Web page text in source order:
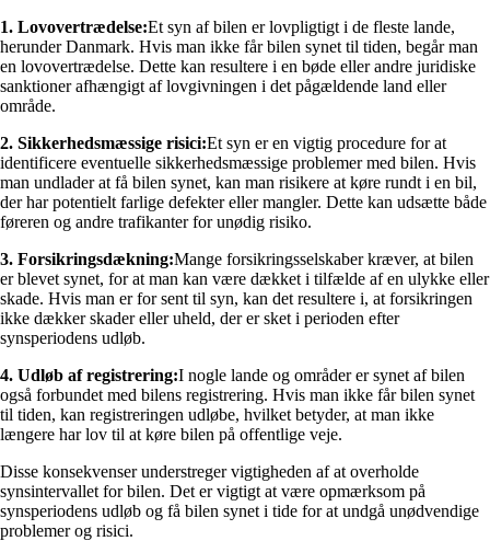
1. Lovovertrædelse:Et syn af bilen er lovpligtigt i de fleste lande,
herunder Danmark. Hvis man ikke får bilen synet til tiden, begår man
en lovovertrædelse. Dette kan resultere i en bøde eller andre juridiske
sanktioner afhængigt af lovgivningen i det pågældende land eller
område.
2. Sikkerhedsmæssige risici:Et syn er en vigtig procedure for at
identificere eventuelle sikkerhedsmæssige problemer med bilen. Hvis
man undlader at få bilen synet, kan man risikere at køre rundt i en bil,
der har potentielt farlige defekter eller mangler. Dette kan udsætte både
føreren og andre trafikanter for unødig risiko.
3. Forsikringsdækning:Mange forsikringsselskaber kræver, at bilen
er blevet synet, for at man kan være dækket i tilfælde af en ulykke eller
skade. Hvis man er for sent til syn, kan det resultere i, at forsikringen
ikke dækker skader eller uheld, der er sket i perioden efter
synsperiodens udløb.
4. Udløb af registrering:I nogle lande og områder er synet af bilen
også forbundet med bilens registrering. Hvis man ikke får bilen synet
til tiden, kan registreringen udløbe, hvilket betyder, at man ikke
længere har lov til at køre bilen på offentlige veje.
Disse konsekvenser understreger vigtigheden af at overholde
synsintervallet for bilen. Det er vigtigt at være opmærksom på
synsperiodens udløb og få bilen synet i tide for at undgå unødvendige
problemer og risici.